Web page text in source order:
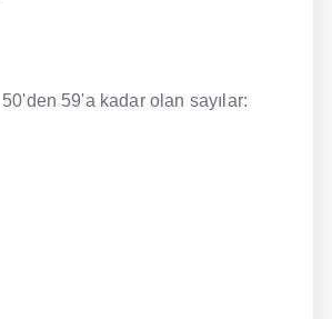
59'a kadar olan sayılar: